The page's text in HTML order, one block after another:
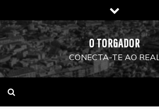
to
content
O TORGADOR
CONECTA-TE AO